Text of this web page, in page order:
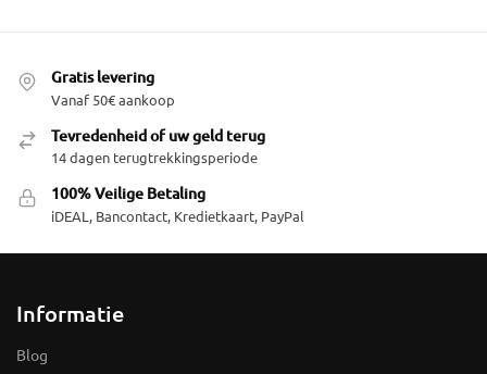
Gratis levering
Vanaf 50€ aankoop
Tevredenheid of uw geld terug
14 dagen terugtrekkingsperiode
100% Veilige Betaling
iDEAL, Bancontact, Kredietkaart, PayPal
Informatie
Blog